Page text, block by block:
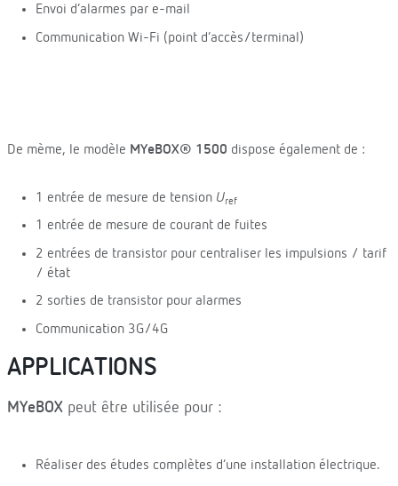
Envoi d’alarmes par e-mail
Communication Wi-Fi (point d’accès/terminal)
De mème, le modèle MYeBOX® 1500 dispose également de :
1 entrée de mesure de tension Uref
1 entrée de mesure de courant de fuites
2 entrées de transistor pour centraliser les impulsions / tarif
/ état
2 sorties de transistor pour alarmes
Communication 3G/4G
APPLICATIONS
MYeBOX peut être utilisée pour :
Réaliser des études complètes d’une installation électrique.